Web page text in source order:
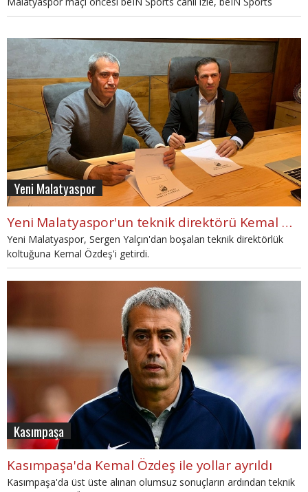
ücretsiz izle, beIN Sports canlı ve şifresiz izle, beIN Sports ücretsiz
Malatyaspor maçını beIN Sports'tan izlemek için gerekli olan
bilgiler haberimizin devamında.
Yeni Malatyaspor
Yeni Malatyaspor'un teknik direktörü Kemal Özdeş oldu
Yeni Malatyaspor, Sergen Yalçın'dan boşalan teknik direktörlük
koltuğuna Kemal Özdeş'i getirdi.
Kasımpaşa
Kasımpaşa'da Kemal Özdeş ile yollar ayrıldı
Kasımpaşa'da üst üste alınan olumsuz sonuçların ardından teknik